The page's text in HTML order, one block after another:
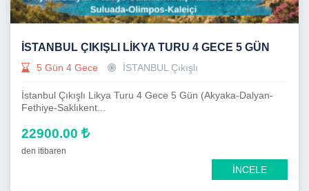
İSTANBUL ÇIKIŞLI LIKYA TURU 4 GECE 5 GÜN
5 Gün 4 Gece İSTANBUL Çıkışlı
İstanbul Çıkışlı Likya Turu 4 Gece 5 Gün (Akyaka-Dalyan-
Fethiye-Saklıkent...
22900.00
den itibaren
İNCELE